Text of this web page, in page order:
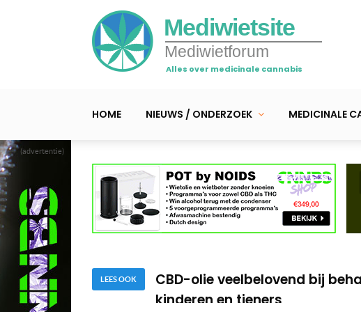
(advertentie)
Mediwietsite
Mediwietforum
Alles over medicinale cannabis
HOME NIEUWS / ONDERZOEK MEDICINALE
LEES OOK
Studie • CBD mondwater
tandplak
Dossier • Medicinale
kinderen en tieners
Studie • CBD mondwater
tandplak